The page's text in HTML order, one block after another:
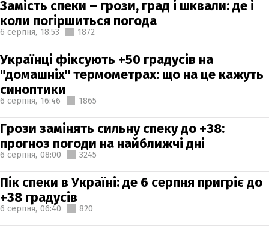
Замість спеки – грози, град і шквали: де і
коли погіршиться погода
6 серпня, 18:53 1872
Українці фіксують +50 градусів на
"домашніх" термометрах: що на це кажуть
синоптики
6 серпня, 16:46 1865
Грози замінять сильну спеку до +38:
прогноз погоди на найближчі дні
6 серпня, 08:00 3245
Пік спеки в Україні: де 6 серпня пригріє до
+38 градусів
6 серпня, 06:40 820